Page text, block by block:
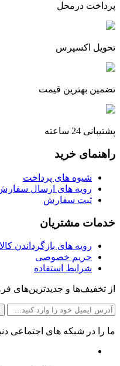
پرداخت درمحل
تحویل اکسپرس
تضمین بهترین قیمت
پشتیبانی 24 ساعته
راهنمای خرید
شیوه های پرداخت
رویه های ارسال
ثبت سفارش
خدمات مشتریان
رویه های بازگرداندن کالا
حریم خصوصی
شرایط استفاده
از تخفیف‌ها و جدیدترین‌های
ما را در شبکه های اجتماعی